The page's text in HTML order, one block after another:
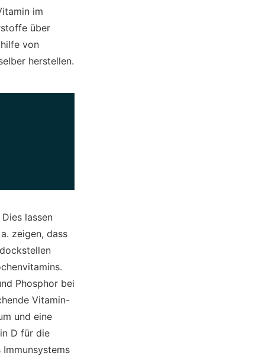
im
über
von
herstellen.
lassen
zeigen, dass
Phosphor bei
Vitamin-
und eine
D für die